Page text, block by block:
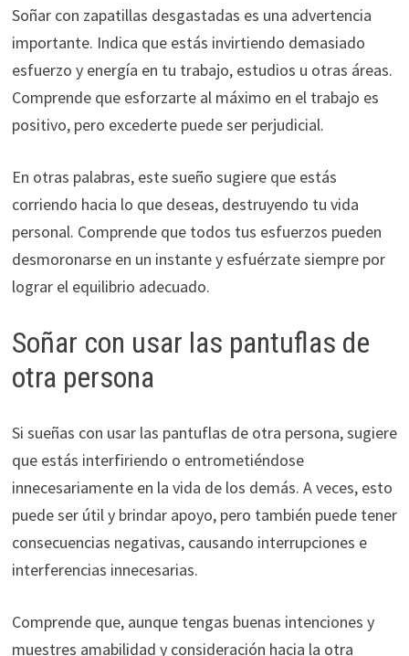
Soñar con zapatillas desgastadas es una advertencia
importante. Indica que estás invirtiendo demasiado
esfuerzo y energía en tu trabajo, estudios u otras áreas.
Comprende que esforzarte al máximo en el trabajo es
positivo, pero excederte puede ser perjudicial.
En otras palabras, este sueño sugiere que estás
corriendo hacia lo que deseas, destruyendo tu vida
personal. Comprende que todos tus esfuerzos pueden
desmoronarse en un instante y esfuérzate siempre por
lograr el equilibrio adecuado.
Soñar con usar las pantuflas de
otra persona
Si sueñas con usar las pantuflas de otra persona, sugiere
que estás interfiriendo o entrometiéndose
innecesariamente en la vida de los demás. A veces, esto
puede ser útil y brindar apoyo, pero también puede tener
consecuencias negativas, causando interrupciones e
interferencias innecesarias.
Comprende que, aunque tengas buenas intenciones y
muestres amabilidad y consideración hacia la otra